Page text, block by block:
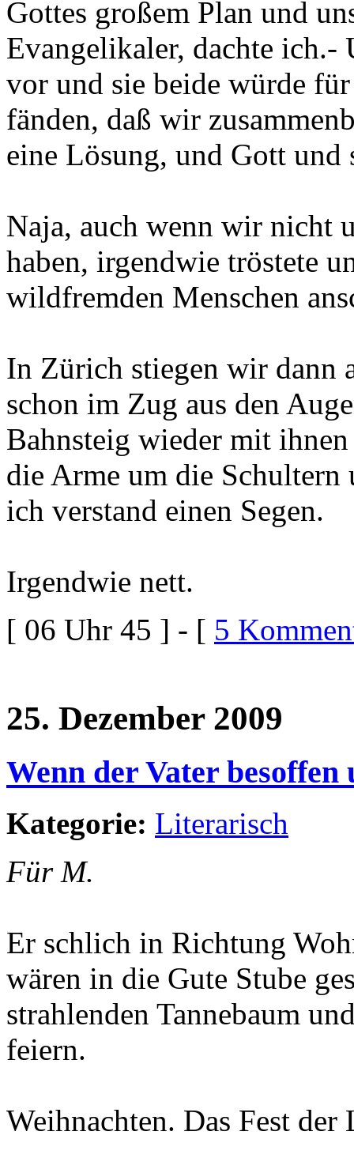
Gottes großem Plan und
Evangelikaler, dachte ich.-
vor und sie beide würde
fänden, daß wir
eine Lösung, und Gott und
Naja, auch wenn wir nicht
haben, irgendwie tröstete
wildfremden Menschen
In Zürich stiegen wir dann
schon im Zug aus den
Bahnsteig wieder mit
die Arme um die Schultern
ich verstand einen Segen.
Irgendwie nett.
[ 06 Uhr 45 ] - [ 5
25. Dezember 2009
Wenn der Vater
Kategorie: Literarisch
Für M.
Er schlich in Richtung
wären in die Gute Stube
strahlenden Tannebaum
feiern.
Weihnachten. Das Fest der